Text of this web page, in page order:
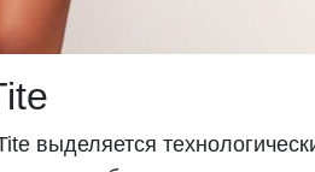
выделяется